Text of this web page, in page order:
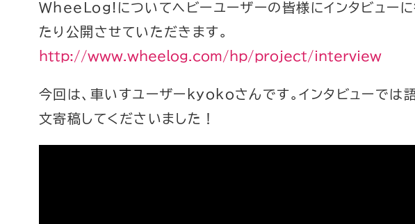
WheeLog!についてヘビーユーザーの皆様にインタビュー
たり公開させていただきます。
http://www.wheelog.com/hp/project/interview
今回は、車いすユーザーkyokoさんです。インタビューでは
文寄稿してくださいました！